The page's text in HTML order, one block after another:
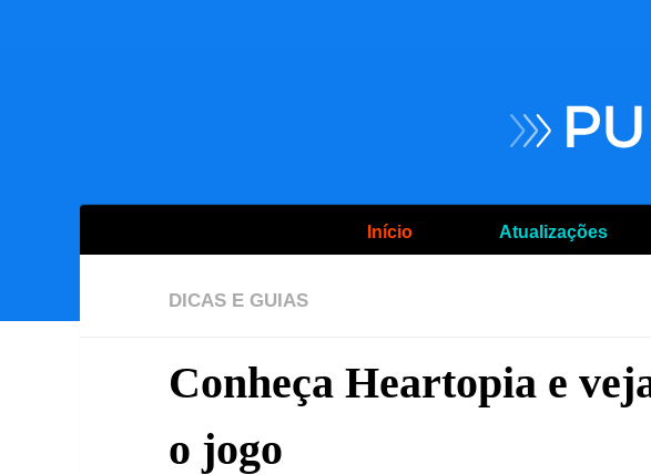
Início Atualizações
DICAS E GUIAS
Conheça Heartopia e
o jogo